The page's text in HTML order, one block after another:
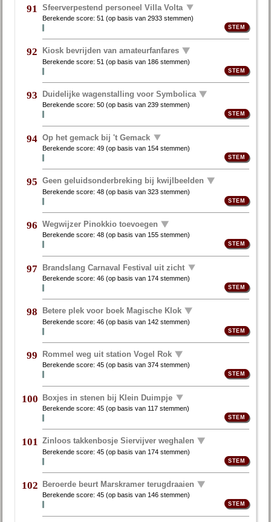
91 Sfeerverpestend personeel Villa Volta
Berekende score:51 (op basis van2933 stemmen)
92 Kiosk bevrijden van amateurfanfares
Berekende score:51 (op basis van 186 stemmen)
93 Duidelijke wagenstalling voor Symbolica
Berekende score:50 (op basis van239 stemmen)
94 Op het gemack bij 't Gemack
Berekende score:49 (op basis van 154 stemmen)
95 Geen geluidsonderbreking bij kwijlbeelden
Berekende score:48 (op basis van323 stemmen)
96 Wegwijzer Pinokkio toevoegen
Berekende score:48 (op basis van 155 stemmen)
97 Brandslang Carnaval Festival uit zicht
Berekende score:46 (op basis van 174 stemmen)
98 Betere plek voor boek Magische Klok
Berekende score:46 (op basis van 142 stemmen)
99 Rommel weg uit station Vogel Rok
Berekende score:45 (op basis van374 stemmen)
100 Boxjes in stenen bij Klein Duimpje
Berekende score:45 (op basis van 117 stemmen)
101 Zinloos takkenbosje Siervijver weghalen
Berekende score:45 (op basis van 174 stemmen)
102 Beroerde beurt Marskramer terugdraaien
Berekende score:45 (op basis van 146 stemmen)